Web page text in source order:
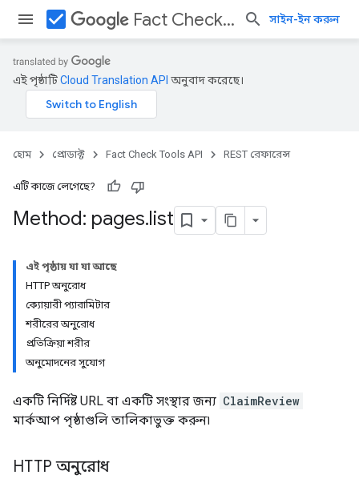
check_box Fact Check Tools API সাইন-ইন করুন
এই পৃষ্ঠাটিCloud Translation API অনুবাদ করেছে।
হোম প্রোডাক্ট Fact Check Tools API REST রেফারেন্স
এটি কাজে লেগেছে?
Method: pages.list
এই পৃষ্ঠায় যা যা আছে
HTTP অনুরোধ
ক্যোয়ারী প্যারামিটার
শরীরের অনুরোধ
প্রতিক্রিয়া শরীর
অনুমোদনের সুযোগ
একটি নির্দিষ্ট URL বা একটি সংস্থার জন্য ClaimReview
মার্কআপ পৃষ্ঠাগুলি তালিকাভুক্ত করুন৷
HTTP অনুরোধ